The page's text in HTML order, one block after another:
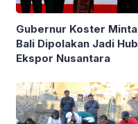
Gubernur Koster Minta
Bali Dipolakan Jadi Hub
Ekspor Nusantara